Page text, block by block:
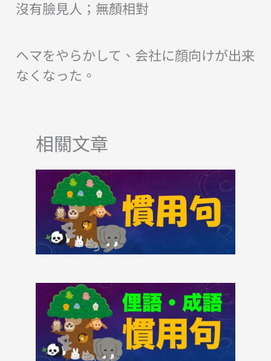
沒有臉見人；無顏相對
ヘマをやらかして、会社に顔向けが出来
なくなった。
相關文章